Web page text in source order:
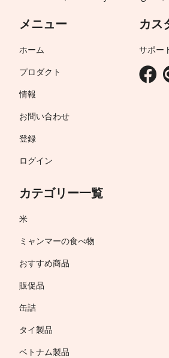
メニュー
ホーム
プロダクト
情報
お問い合わせ
登録
ログイン
カテゴリー一覧
米
ミャンマーの食べ物
おすすめ商品
販促品
缶詰
タイ製品
ベトナム製品
カス
サポー